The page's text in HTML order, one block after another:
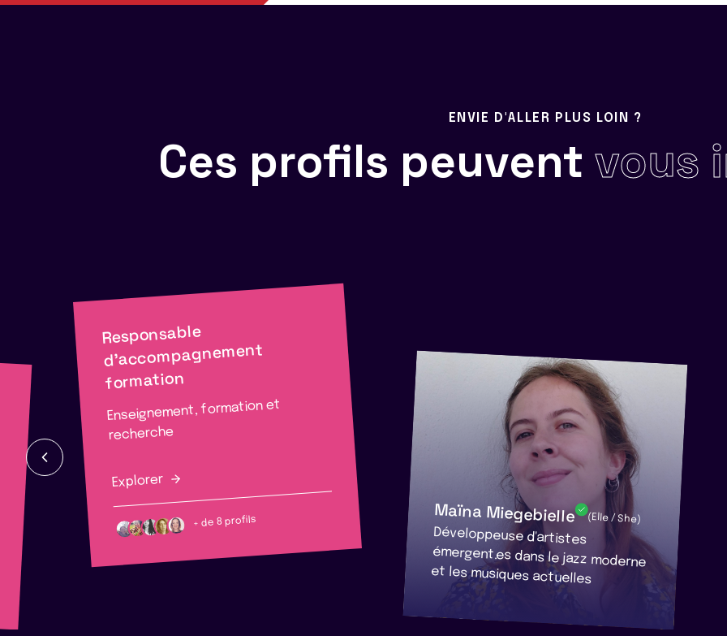
ENVIE D'ALLER PLUS LOIN ?
Ces profils peuvent vous
Responsable
d'accompagnement
formation
Enseignement, formation et
recherche
Explorer
+ de 8 profils Maïna Miegebielle (Elle / She)
Développeuse d'artistes
émergent.es dans le jazz moderne
et les musiques actuelles